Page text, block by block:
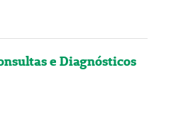
e Diagnósticos